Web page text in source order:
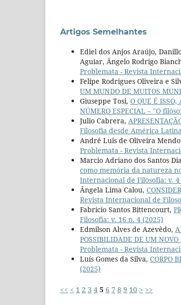
Artigos Semelhantes
Ediel dos Anjos Araújo,
Aguiar, Ângelo Rodrigo
Problemata - Revista
Felipe Rodrigues Oliveira e
UM MUNDO DE MUITOS
Giuseppe Tosi, O QUE É ISSO,
NÚMERO ESPECIAL – "O
Julio Cabrera,
Filosofia desde América
André Luis de Oliveira
Problemata - Revista
Marcio Adriano dos Santos
como memória da natureza
Internacional de Filosofia: v. 4
Ângela Lima Calou,
Revista Internacional de
Fabrício Santos Bittencourt,
Filosofia: v. 16 n. 4 (2025)
Edmilson Alves de Azevêdo,
POSSIBILIDADE DE UM NOVO
Problemata - Revista
Luís Gomes da Silva, CORPO
(2025)
<< < 1 2 3 4 5 6 7 8 9 10 > >>